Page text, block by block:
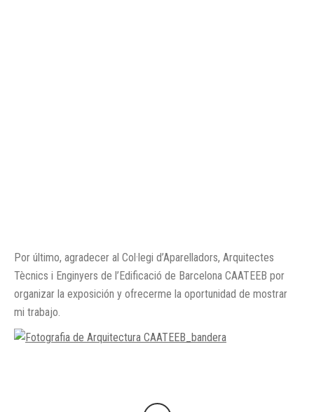
Por último, agradecer al Col·legi d’Aparelladors, Arquitectes
Tècnics i Enginyers de l’Edificació de Barcelona CAATEEB por
organizar la exposición y ofrecerme la oportunidad de mostrar
mi trabajo.